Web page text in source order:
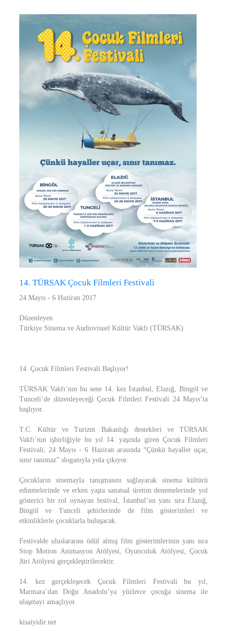
14. TÜRSAK Çocuk Filmleri Festivali
24 Mayıs - 6 Haziran 2017
Düzenleyen
Türkiye Sinema ve Audiovisuel Kültür Vakfı (TÜRSAK)
14. Çocuk Filmleri Festivali Başlıyor!
TÜRSAK Vakfı’nın bu sene 14. kez İstanbul, Elazığ, Bingöl ve
Tunceli’de düzenleyeceği Çocuk Filmleri Festivali 24 Mayıs’ta
başlıyor.
T.C. Kültür ve Turizm Bakanlığı destekleri ve TÜRSAK
Vakfı’nın işbirliğiyle bu yıl 14. yaşında giren Çocuk Filmleri
Festivali, 24 Mayıs - 6 Haziran arasında “Çünkü hayaller uçar,
sınır tanımaz” sloganıyla yola çıkıyor.
Çocukların sinemayla tanışmasını sağlayarak sinema kültürü
edinmelerinde ve erken yaşta sanatsal üretim denemelerinde yol
gösterici bir rol oynayan festival, İstanbul’un yanı sıra Elazığ,
Bingöl ve Tunceli şehirlerinde de film gösterimleri ve
etkinliklerle çocuklarla buluşacak.
Festivalde uluslararası ödül almış film gösterimlerinin yanı sıra
Stop Motion Animasyon Atölyesi, Oyunculuk Atölyesi, Çocuk
Jüri Atölyesi gerçekleştirilecektir.
14. kez gerçekleşecek Çocuk Filmleri Festivali bu yıl,
Marmara’dan Doğu Anadolu’ya yüzlerce çocuğa sinema ile
ulaşmayı amaçlıyor.
kisaiyidir.net